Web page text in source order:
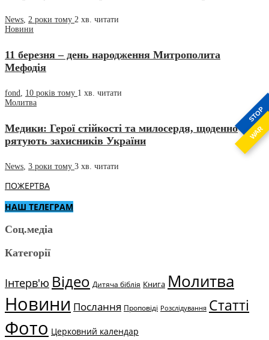
STOP
WAR
News 2 роки тому 2 хв. читати
Новини
11 березня – день народження Митрополита
Мефодія
fond 10 років тому 1 хв. читати
Молитва
Медики: Герої стійкості та милосердя, щоденно
рятують захисників України
News 3 роки тому 3 хв. читати
ПОЖЕРТВА
НАШ ТЕЛЕГРАМ
Соц.медіа
Категорії
Інтерв'ю Відео Дитяча біблія Книга Молитва
Новини Послання Проповіді Розслідування Статті
Фото Церковний календар